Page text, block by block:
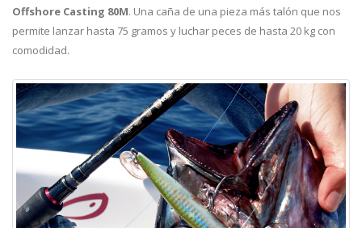
Offshore Casting 80M. Una caña de una pieza más talón que nos
permite lanzar hasta 75 gramos y luchar peces de hasta 20 kg con
comodidad.